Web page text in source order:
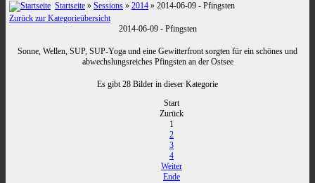
Startseite » Sessions » 2014 » 2014-06-09 - Pfingsten
Zurück zur Kategorieübersicht
2014-06-09 - Pfingsten
Sonne, Wellen, SUP, SUP-Yoga und eine Gewitterfront sorgten für ein schönes und
abwechslungsreiches Pfingsten an der Ostsee
Es gibt 28 Bilder in dieser Kategorie
Start
Zurück
1
2
3
4
Weiter
Ende